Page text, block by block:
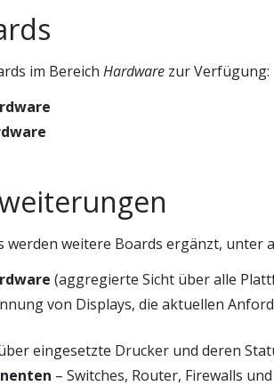
im Bereich Hardwarezur Verfügung:
werden weitere Boards ergänzt, unter
(aggregierte Sicht über alle
von Displays, die aktuellen
eingesetzte Drucker und deren
– Switches, Router, Firewalls